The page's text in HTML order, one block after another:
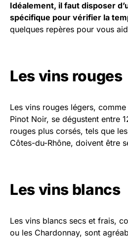
Idéalement, il faut disposer
spécifique pour vérifier la
quelques repères pour vous
Les vins rouges
Les vins rouges légers,
Pinot Noir, se dégustent entre
rouges plus corsés, tels que
Côtes-du-Rhône, doivent être
Les vins blancs
Les vins blancs secs et frais,
ou les Chardonnay, sont